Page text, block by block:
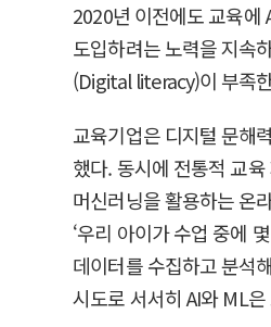
2020년 이전에도 교육
도입하려는 노력을 지속
(Digital literacy)이 부족
교육기업은 디지털 문해
했다. 동시에 전통적 교
머신러닝을 활용하는 온
‘우리 아이가 수업 중에
데이터를 수집하고 분석
시도로 서서히 AI와 ML